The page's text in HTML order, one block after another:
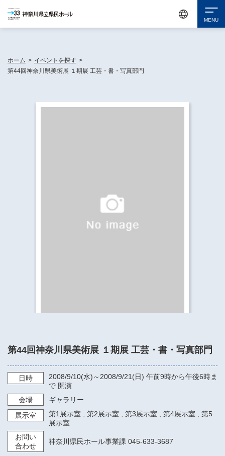
ホーム > イベントを探す >
第44回神奈川県美術展 １期展 工芸・書・写真部門
第44回神奈川県美術展 １期展 工芸・書・写真部門
日時 2008/9/10(水)～ 2008/9/21 (日) 午前9時から午後6時ま
で 開演
会場
ギャラリー
展示室
第1展示室 第2展示室 第3展示室 第4展示室
第5
展示室
お問い
合わせ
神奈川県民ホール事業課 045-633-3687